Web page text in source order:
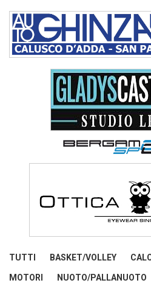
TUTTI BASKET/VOLLEY
MOTORI NUOTO/PALLANUOTO